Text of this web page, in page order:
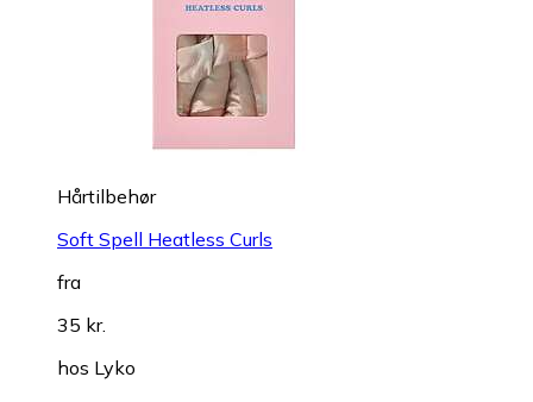
Hårtilbehør
Soft Spell Heatless Curls
fra
35 kr.
hos Lyko